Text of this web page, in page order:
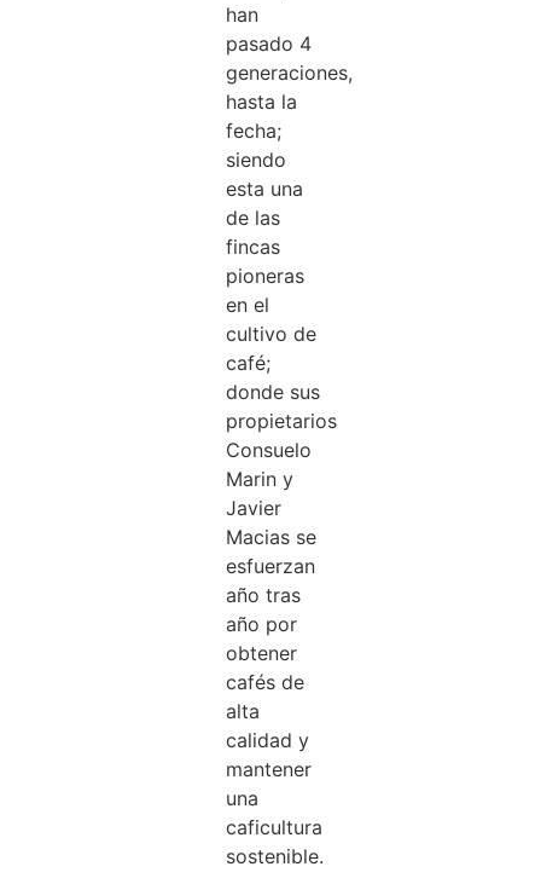
han
pasado 4
generaciones,
hasta la
fecha;
siendo
esta una
de las
fincas
pioneras
en el
cultivo de
café;
donde sus
propietarios
Consuelo
Marin y
Javier
Macias se
esfuerzan
año tras
año por
obtener
cafés de
alta
calidad y
mantener
una
caficultura
sostenible.